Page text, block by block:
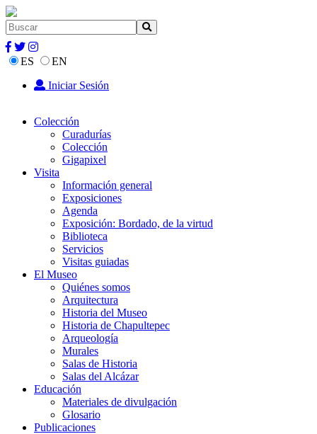
ES
EN
Iniciar Sesión
Colección
Curadurías
Colección
Gigapixel
Visita
Información general
Exposiciones
Agenda
Exposición: Bordado, de la virtud
Biblioteca
Servicios
Visitas guiadas
El Museo
Quiénes somos
Arquitectura
Historia del Museo
Historia de Chapultepec
Arqueología
Murales
Salas de Historia
Salas del Alcázar
Educación
Materiales de divulgación
Glosario
Publicaciones